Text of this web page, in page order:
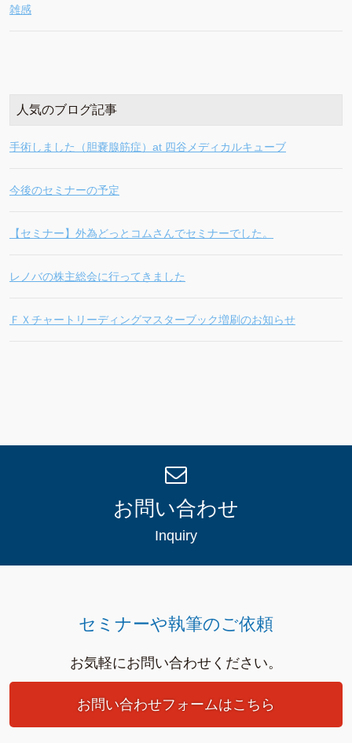
雑感
人気のブログ記事
手術しました（胆嚢腺筋症）at 四谷メディカルキューブ
今後のセミナーの予定
【セミナー】外為どっとコムさんでセミナーでした。
レノバの株主総会に行ってきました
ＦＸチャートリーディングマスターブック増刷のお知らせ
お問い合わせ
Inquiry
セミナーや執筆のご依頼
お気軽にお問い合わせください。
お問い合わせフォームはこちら